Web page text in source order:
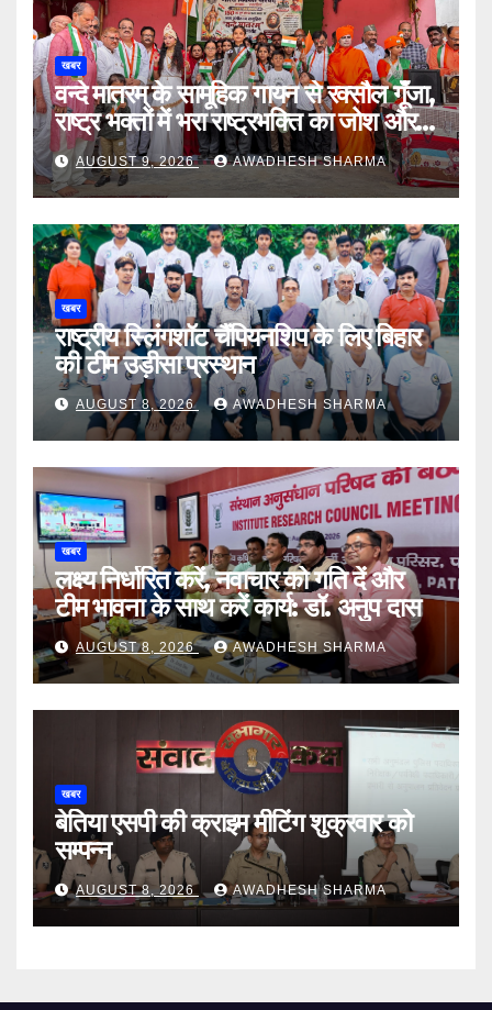
खबर
वन्दे मातरम् के सामूहिक गायन से रक्सौल गूंँजा,
राष्ट्र भक्तों में भरा राष्ट्रभक्ति का जोश और
उमंगAUGUST 9, 2026 AWADHESH SHARMA
खबर
राष्ट्रीय स्लिंगशॉट चैंपियनशिप के लिए बिहार
की टीम उड़ीसा प्रस्थान
AUGUST 8, 2026 AWADHESH SHARMA
खबर
लक्ष्य निर्धारित करें, नवाचार को गति दें और
टीम भावना के साथ करें कार्य: डॉ. अनुप दास
AUGUST 8, 2026 AWADHESH SHARMA
खबर
बेतिया एसपी की क्राइम मीटिंग शुक्रवार को
सम्पन्न
AUGUST 8, 2026 AWADHESH SHARMA